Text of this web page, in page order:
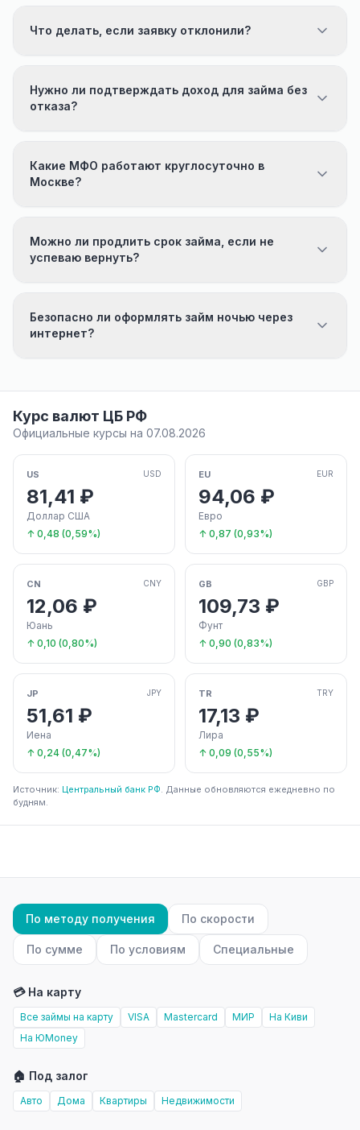
Что делать, если заявку отклонили?
Нужно ли подтверждать доход для займа без
отказа?
Какие МФО работают круглосуточно в
Москве?
Можно ли продлить срок займа, если не
успеваю вернуть?
Безопасно ли оформлять займ ночью через
интернет?
Курс валют ЦБ РФ
Официальные курсы на 07.08.2026
US USD
81,41 ₽
Доллар США
↑ 0,48 (0,59%)
EU EUR
94,06 ₽
Евро
↑ 0,87 (0,93%)
CN CNY
12,06 ₽
Юань
↑ 0,10 (0,80%)
GB GBP
109,73 ₽
Фунт
↑ 0,90 (0,83%)
JP JPY
51,61 ₽
Иена
↑ 0,24 (0,47%)
TR TRY
17,13 ₽
Лира
↑ 0,09 (0,55%)
Источник: Центральный банк РФ. Данные обновляются ежедневно по
будням.
По методу получения По скорости
По сумме По условиям Специальные
💳 На карту
Все займы на карту VISA Mastercard МИР
На Киви
На ЮMoney
🏠 Под залог
Авто Дома Квартиры Недвижимости